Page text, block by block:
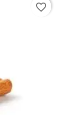
favorite_border